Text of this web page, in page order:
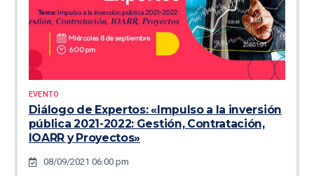
EVENTO
Diálogo de Expertos: «Impulso a la inversión
pública 2021-2022: Gestión, Contratación,
IOARR y Proyectos»
08/09/2021 06:00 pm